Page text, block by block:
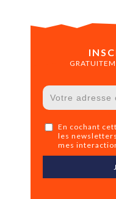
En cochant
les
mes